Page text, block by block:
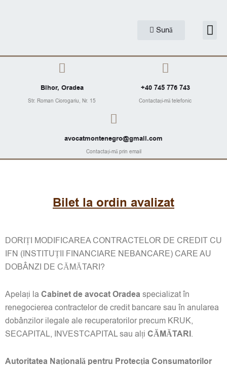
Sună
Bihor, Oradea
Str. Roman Ciorogariu, Nr. 15
+40 745 776 743
Contactați-mă telefonic
avocatmontenegro@gmail.com
Contactați-mă prin email
Bilet la ordin avalizat
DORIȚI MODIFICAREA CONTRACTELOR DE CREDIT CU
IFN (INSTITUȚII FINANCIARE NEBANCARE) CARE AU
DOBÂNZI DE CĂMĂTARI?
Apelați la Cabinet de avocat Oradeaspecializat în
renegocierea contractelor de credit bancare sau în anularea
dobânzilor ilegale ale recuperatorilor precum KRUK,
SECAPITAL, INVESTCAPITAL sau alți CĂMĂTARI.
Autoritatea Națională pentru Protecția Consumatorilor